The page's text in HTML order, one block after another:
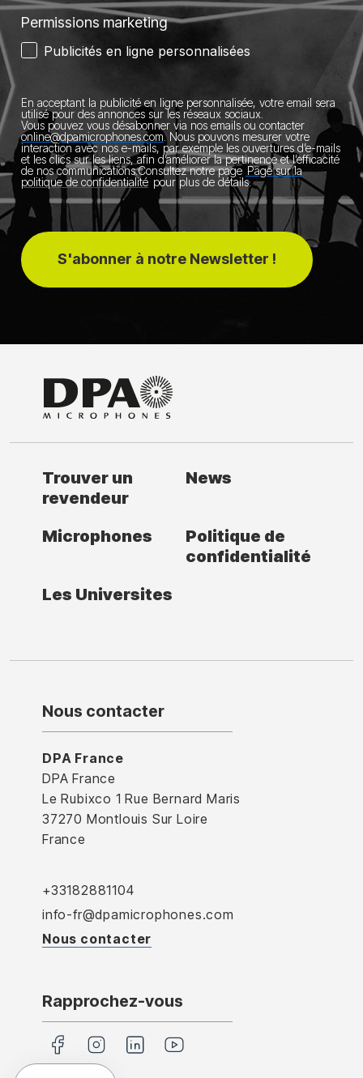
Permissions marketing
Publicités en ligne personnalisées
En acceptant la publicité en ligne personnalisée, votre email sera
utilisé pour des annonces sur les réseaux sociaux.
Vous pouvez vous désabonner via nos emails ou contacter
online@dpamicrophones.com. Nous pouvons mesurer votre
interaction avec nos e-mails, par exemple les ouvertures d’e-mails
et les clics sur les liens, afin d’améliorer la pertinence et l’efficacité
de nos communications.Consultez notre page Page sur la
politique de confidentialité pour plus de détails.
S'abonner à notre Newsletter !
Trouver un
revendeur
News
Microphones
Politique de
confidentialité
Les Universites
Nous contacter
DPA France
DPA France
Le Rubixco 1 Rue Bernard Maris
37270 Montlouis Sur Loire
France
+33182881104
info-fr@dpamicrophones.com
Nous contacter
Rapprochez-vous